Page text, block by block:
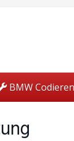
BMW Codieren